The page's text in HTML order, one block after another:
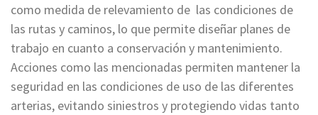
como medida de relevamiento de las condiciones de
las rutas y caminos, lo que permite diseñar planes de
trabajo en cuanto a conservación y mantenimiento.
Acciones como las mencionadas permiten mantener la
seguridad en las condiciones de uso de las diferentes
arterias, evitando siniestros y protegiendo vidas tanto